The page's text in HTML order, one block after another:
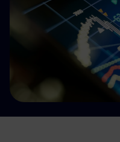
Innovazione
Scenari energetici